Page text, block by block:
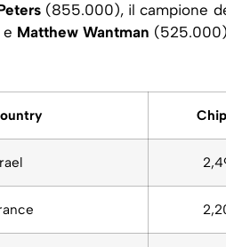
(855.000), il campione
Matthew Wantman